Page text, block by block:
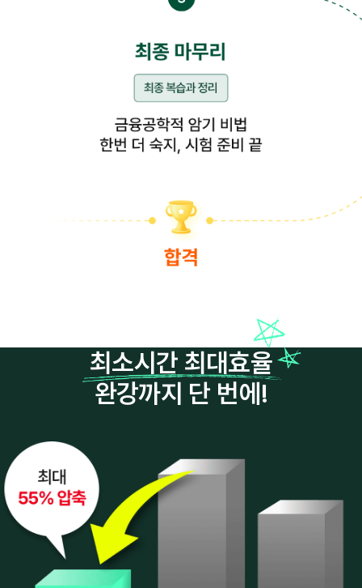
최소시간 최대효율
완강까지 단 번에!